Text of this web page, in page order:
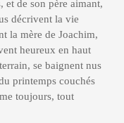
et de son père aimant,
décrivent la vie
la mère de Joachim,
heureux en haut
se baignent nus
printemps couchés
toujours, tout